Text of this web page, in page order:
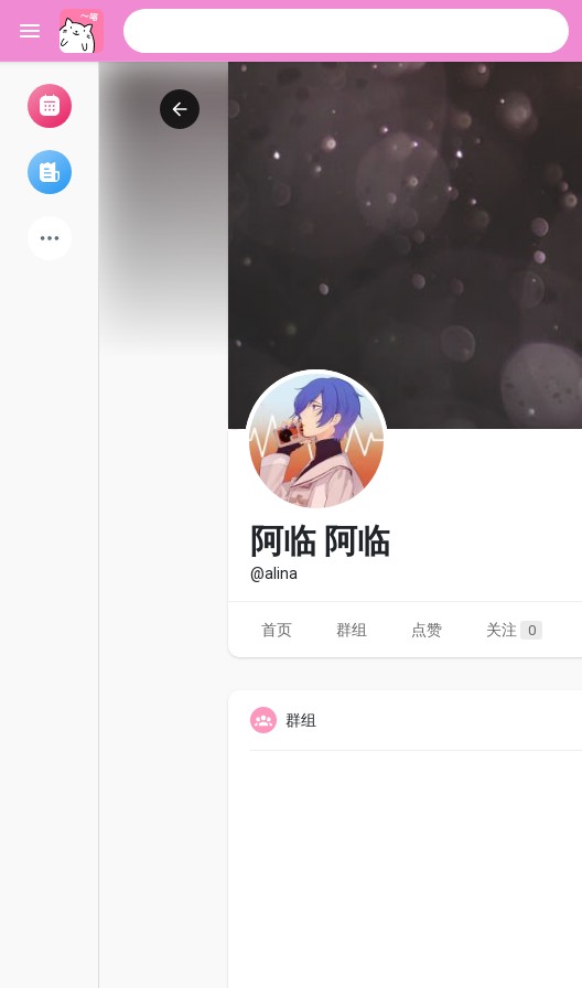
我的活动
游戏
资金来源
阿临 阿临
@alina
首页 群组 点赞 关注 0
群组